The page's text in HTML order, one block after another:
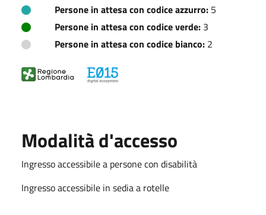
Persone in attesa con codice azzurro: 5
Persone in attesa con codice verde: 3
Persone in attesa con codice bianco: 2
Modalità d'accesso
Ingresso accessibile a persone con disabilità
Ingresso accessibile in sedia a rotelle